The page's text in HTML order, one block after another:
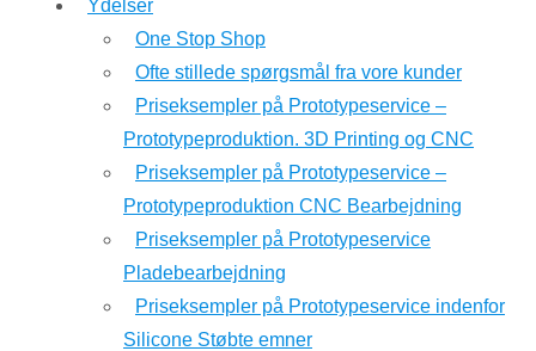
Ydelser
One Stop Shop
Ofte stillede spørgsmål fra vore kunder
Priseksempler på Prototypeservice –
Prototypeproduktion. 3D Printing og CNC
Priseksempler på Prototypeservice –
Prototypeproduktion CNC Bearbejdning
Priseksempler på Prototypeservice
Pladebearbejdning
Priseksempler på Prototypeservice indenfor
Silicone Støbte emner